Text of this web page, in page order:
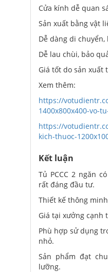
Cửa kính dễ quan
Sản xuất bằng vật
Dễ dàng di
Dễ lau chùi, bảo
Giá tốt do sản xuất
Xem thêm:
https://
1400x800x400-vo-
https://
kich-thuoc-
Kết luận
Tủ PCCC 2 ngăn
rất đáng đầu tư.
Thiết kế thông
Giá tại xưởng cạnh
Phù hợp sử dụng
nhỏ.
Sản phẩm đạt
lưỡng.